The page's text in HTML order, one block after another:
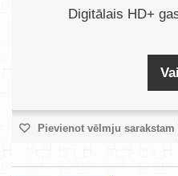
Digitālais HD+
Pievienot vēlmju sarakstam